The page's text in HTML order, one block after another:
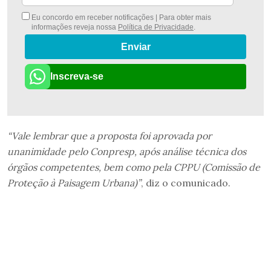
Eu concordo em receber notificações | Para obter mais
informações reveja nossa Política de Privacidade.
Enviar
Inscreva-se
“Vale lembrar que a proposta foi aprovada por
unanimidade pelo Conpresp, após análise técnica dos
órgãos competentes, bem como pela CPPU (Comissão de
Proteção à Paisagem Urbana)”, diz o comunicado.